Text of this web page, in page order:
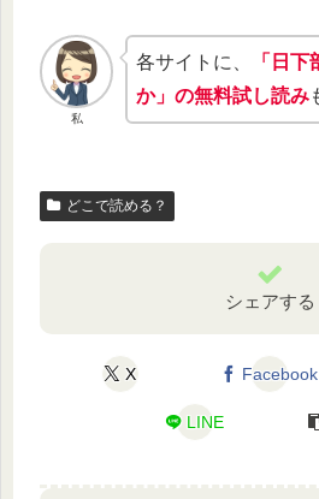
私
各サイトに、
「日
か」の無料試し読み
どこで読める？
シェアする
X Facebook
LINE